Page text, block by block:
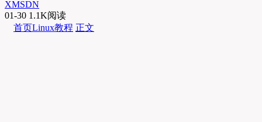
XMSDN
01-30 1.1K阅读
首页Linux教程 正文